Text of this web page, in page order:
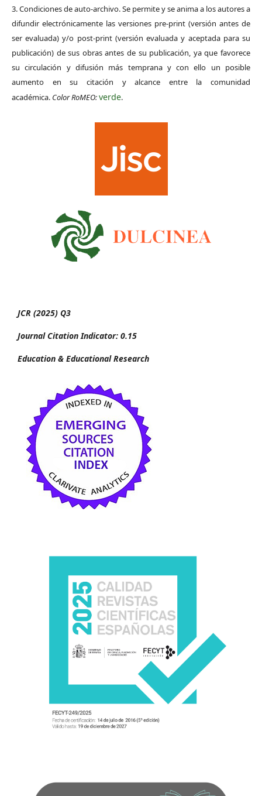
3. Condiciones de auto-archivo. Se permite y se anima a los autores a
difundir electrónicamente las versiones pre-print (versión antes de
ser evaluada) y/o post-print (versión evaluada y aceptada para su
publicación) de sus obras antes de su publicación, ya que favorece
su circulación y difusión más temprana y con ello un posible
aumento en su citación y alcance entre la comunidad
académica. Color RoMEO:verde.
JCR (2025) Q3
Journal Citation Indicator: 0.15
Education & Educational Research